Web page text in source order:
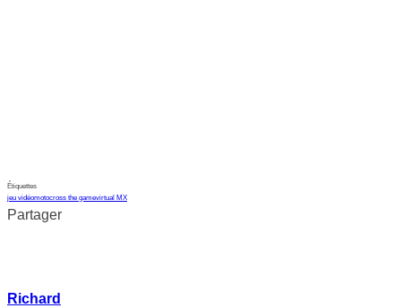
Étiquettes
jeu vidéomotocross the gamevirtual MX
Partager
Richard